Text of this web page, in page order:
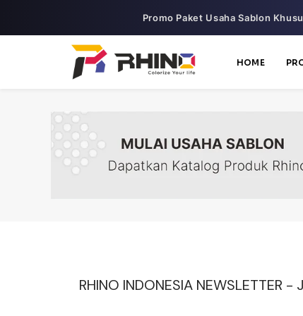
Promo Paket Usaha Sablon
HOME
RHINO INDONESIA NEWSLETTER -